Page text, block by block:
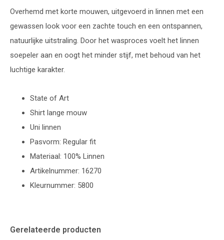
Overhemd met korte mouwen, uitgevoerd in linnen met een
gewassen look voor een zachte touch en een ontspannen,
natuurlijke uitstraling. Door het wasproces voelt het linnen
soepeler aan en oogt het minder stijf, met behoud van het
luchtige karakter.
State of Art
Shirt lange mouw
Uni linnen
Pasvorm: Regular fit
Materiaal: 100% Linnen
Artikelnummer: 16270
Kleurnummer: 5800
Gerelateerde producten